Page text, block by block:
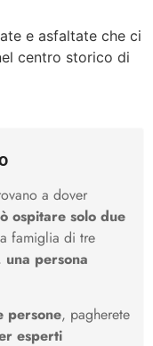
e asfaltate che ci
centro storico di
a dover
ospitare solo due
famiglia di tre
una persona
persone, pagherete
esperti